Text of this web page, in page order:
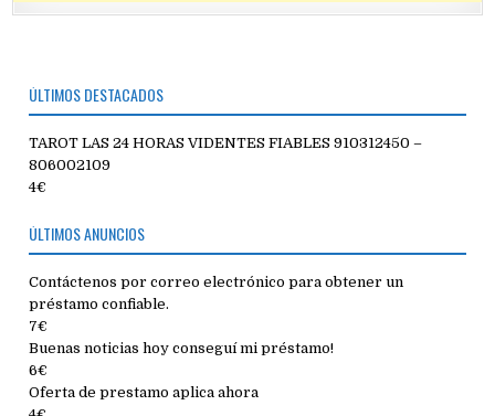
ÚLTIMOS DESTACADOS
TAROT LAS 24 HORAS VIDENTES FIABLES 910312450 –
806002109
4€
ÚLTIMOS ANUNCIOS
Contáctenos por correo electrónico para obtener un
préstamo confiable.
7€
Buenas noticias hoy conseguí mi préstamo!
6€
Oferta de prestamo aplica ahora